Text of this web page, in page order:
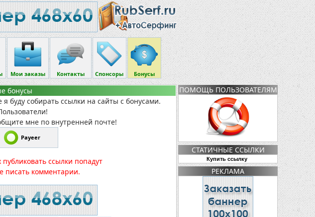
Мои заказы Контакты Спонсоры Бонусы
бонусы
буду собирать ссылки на сайты с бонусами.
мне по внутренней почте!
Payeer
ссылки попадут
писать комментарии.
ПОМОЩЬ ПОЛЬЗОВАТЕЛЯМ
СТАТИЧНЫЕ ССЫЛКИ
Купить ссылку
РЕКЛАМА